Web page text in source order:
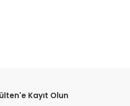
Kayıt Olun